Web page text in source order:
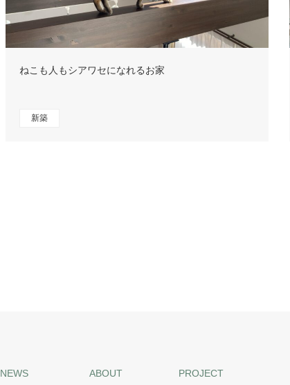
ねこも人もシアワセになれるお家
新築
NEWS ABOUT PROJECT